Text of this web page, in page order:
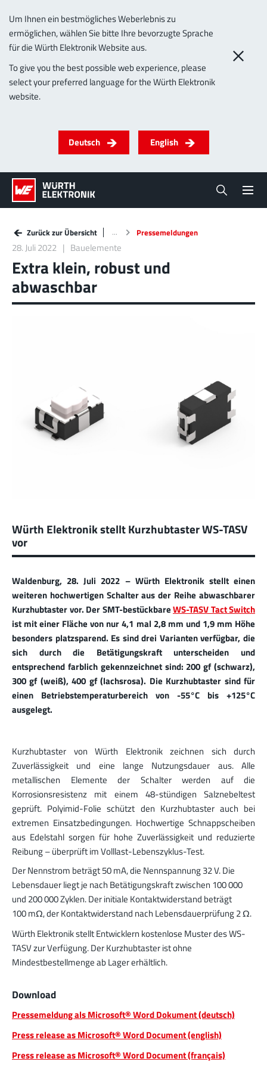
Um Ihnen ein bestmögliches Weberlebnis zu
ermöglichen, wählen Sie bitte Ihre bevorzugte Sprache
für die Würth Elektronik Website aus.
To give you the best possible web experience, please
select your preferred language for the Würth Elektronik
website.
Deutsch English
Zurück zur Übersicht Pressemeldungen
28. Juli 2022 Bauelemente
Extra klein, robust und
abwaschbar
Würth Elektronik stellt Kurzhubtaster WS-TASV
vor
Waldenburg, 28. Juli 2022 – Würth Elektronik stellt einen
weiteren hochwertigen Schalter aus der Reihe abwaschbarer
Kurzhubtaster vor. Der SMT-bestückbareWS-TASV Tact Switch
ist mit einer Fläche von nur 4,1 mal 2,8 mm und 1,9 mm Höhe
besonders platzsparend. Es sind drei Varianten verfügbar, die
sich durch die Betätigungskraft unterscheiden und
entsprechend farblich gekennzeichnet sind: 200 gf (schwarz),
300 gf (weiß), 400 gf (lachsrosa). Die Kurzhubtaster sind für
einen Betriebstemperaturbereich von -55°C bis +125°C
ausgelegt.
Kurzhubtaster von Würth Elektronik zeichnen sich durch
Zuverlässigkeit und eine lange Nutzungsdauer aus. Alle
metallischen Elemente der Schalter werden auf die
Korrosionsresistenz mit einem 48-stündigen Salznebeltest
geprüft. Polyimid-Folie schützt den Kurzhubtaster auch bei
extremen Einsatzbedingungen. Hochwertige Schnappscheiben
aus Edelstahl sorgen für hohe Zuverlässigkeit und reduzierte
Reibung – überprüft im Volllast-Lebenszyklus-Test.
Der Nennstrom beträgt 50 mA, die Nennspannung 32 V. Die
Lebensdauer liegt je nach Betätigungskraft zwischen 100 000
und 200 000 Zyklen. Der initiale Kontaktwiderstand beträgt
100 mΩ, der Kontaktwiderstand nach Lebensdauerprüfung 2 Ω.
Würth Elektronik stellt Entwicklern kostenlose Muster des WS-
TASV zur Verfügung. Der Kurzhubtaster ist ohne
Mindestbestellmenge ab Lager erhältlich.
Download
Pressemeldung als Microsoft® Word Dokument (deutsch)
Press release as Microsoft® Word Document (english)
Press release as Microsoft® Word Document (français)